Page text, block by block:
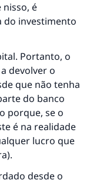
nisso, é
do investimento
Portanto, o
devolver o
que não tenha
do banco
porque, se o
é na realidade
lucro que
desde o